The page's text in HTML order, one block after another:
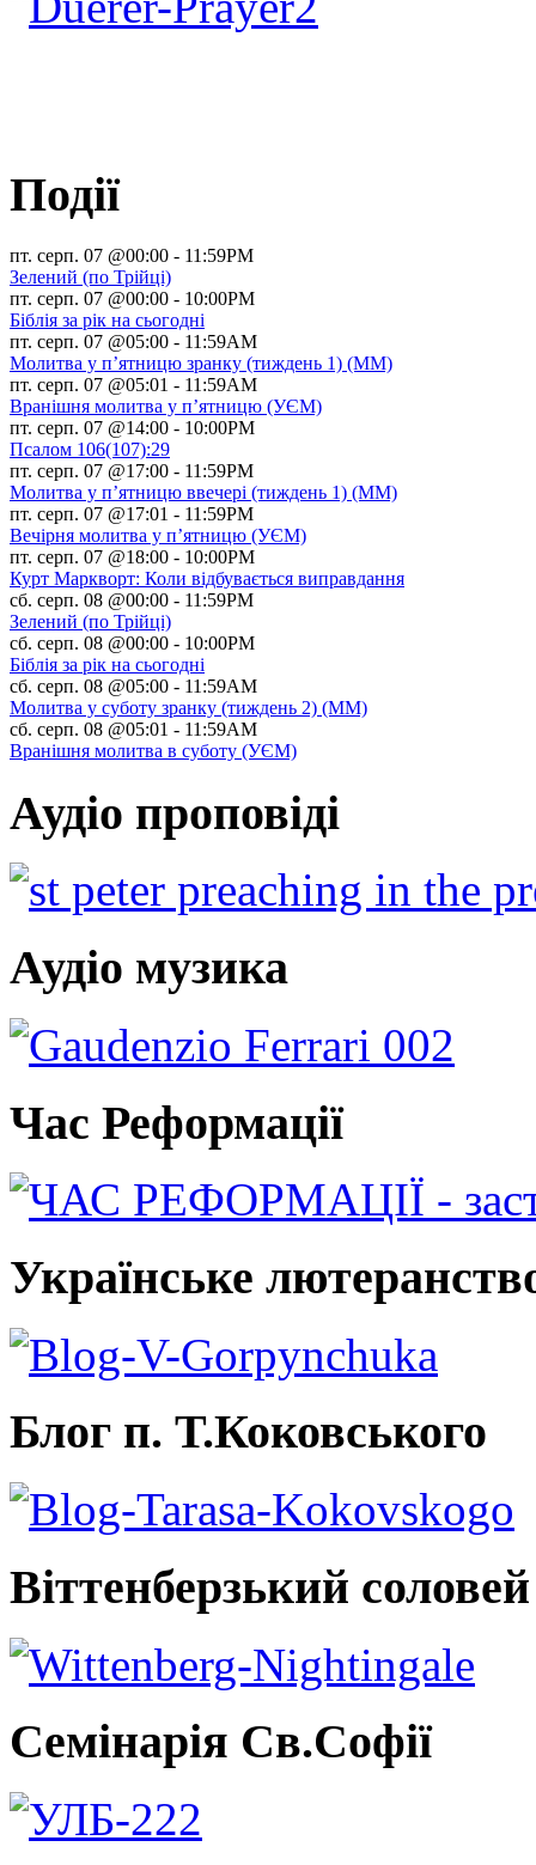
Події
пт. серп. 07 @00:00 - 11:59PM
Зелений (по Трійці)
пт. серп. 07 @00:00 - 10:00PM
Біблія за рік на сьогодні
пт. серп. 07 @05:00 - 11:59AM
Молитва у п’ятницю зранку (тиждень 1) (ММ)
пт. серп. 07 @05:01 - 11:59AM
Вранішня молитва у п’ятницю (УЄМ)
пт. серп. 07 @14:00 - 10:00PM
Псалом 106(107):29
пт. серп. 07 @17:00 - 11:59PM
Молитва у п’ятницю ввечері (тиждень 1) (ММ)
пт. серп. 07 @17:01 - 11:59PM
Вечірня молитва у п’ятницю (УЄМ)
пт. серп. 07 @18:00 - 10:00PM
Курт Маркворт: Коли відбувається виправдання
сб. серп. 08 @00:00 - 11:59PM
Зелений (по Трійці)
сб. серп. 08 @00:00 - 10:00PM
Біблія за рік на сьогодні
сб. серп. 08 @05:00 - 11:59AM
Молитва у суботу зранку (тиждень 2) (ММ)
сб. серп. 08 @05:01 - 11:59AM
Вранішня молитва в суботу (УЄМ)
Аудіо проповіді
Аудіо музика
Час Реформації
Українське
Блог п. Т.Коковського
Віттенберзький соловей
Семінарія Св.Софії